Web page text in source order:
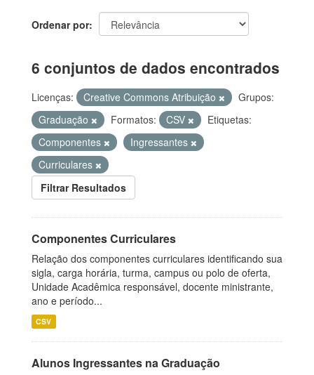
Ordenar por
6 conjuntos de dados encontrados
Licenças: Creative Commons Atribuição
Grupos:
Graduação
Formatos: CSV
Etiquetas:
Componentes
Ingressantes
Curriculares
Filtrar Resultados
Componentes Curriculares
Relação dos componentes curriculares identificando sua
sigla, carga horária, turma, campus ou polo de oferta,
Unidade Acadêmica responsável, docente ministrante,
ano e período...
CSV
Alunos Ingressantes na Graduação